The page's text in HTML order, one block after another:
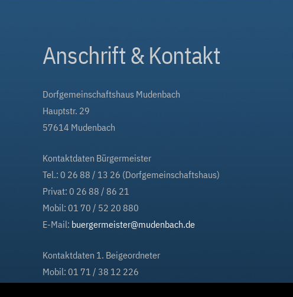
Anschrift & Kontakt
Dorfgemeinschaftshaus Mudenbach
Hauptstr. 29
57614 Mudenbach
Kontaktdaten Bürgermeister
Tel.: 0 26 88 / 13 26 (Dorfgemeinschaftshaus)
Privat: 0 26 88 / 86 21
Mobil: 01 70 / 52 20 880
E-Mail: buergermeister@mudenbach.de
Kontaktdaten 1. Beigeordneter
Mobil: 01 71 / 38 12 226